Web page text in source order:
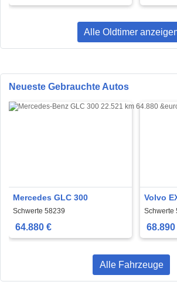
Alle Oldtimer
Neueste Gebrauchte Autos
Mercedes GLC 300
Schwerte 58239
64.880 €
Volvo
Schwerte
68.890
Alle Fahrzeuge